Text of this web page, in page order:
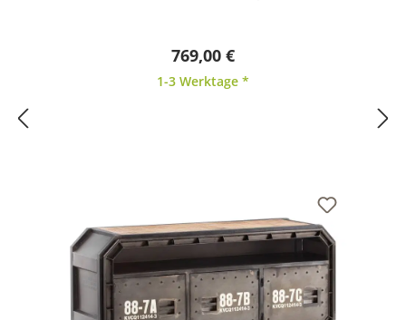
769,00 €
1-3 Werktage *